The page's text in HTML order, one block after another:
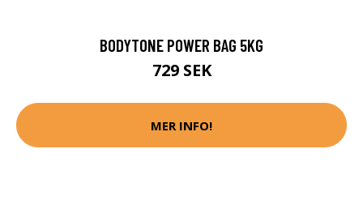
BODYTONE POWER BAG 5KG
729 SEK
MER INFO!